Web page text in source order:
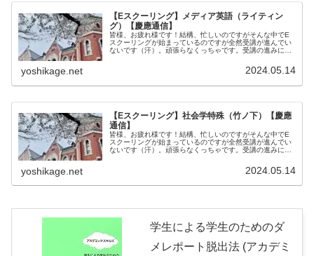
【Eスクーリング】メディア英語（ライティン
グ）【慶應通信】
皆様、お疲れ様です！結構、忙しいのですがそんな中でE
スクーリングが始まっているのですが全然受講が進んでい
ないです（汗）。頑張らなくっちゃです。受講の進みに合
yoshikage.net 2024.05.14
【Eスクーリング】社会学特殊（竹ノ下）【慶應
通信】
皆様、お疲れ様です！結構、忙しいのですがそんな中でE
スクーリングが始まっているのですが全然受講が進んでい
ないです（汗）。頑張らなくっちゃです。受講の進みに合
yoshikage.net 2024.05.14
学生による学生のためのダ
メレポート脱出法 (アカデミ